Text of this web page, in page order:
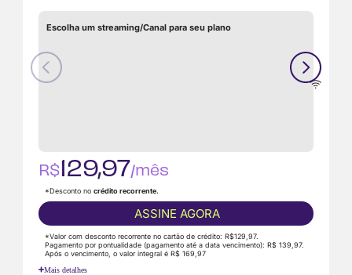
Escolha um streaming/Canal para seu plano
R$129,97/mês
*Desconto no crédito recorrente.
ASSINE AGORA
*Valor com desconto recorrente no cartão de crédito: R$129,97.
Pagamento por pontualidade (pagamento até a data vencimento): R$ 139,97.
Após o vencimento, o valor integral é R$ 169,97
Mais detalhes